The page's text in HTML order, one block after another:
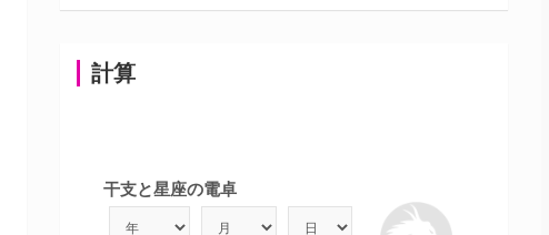
計算
干支と星座の電卓